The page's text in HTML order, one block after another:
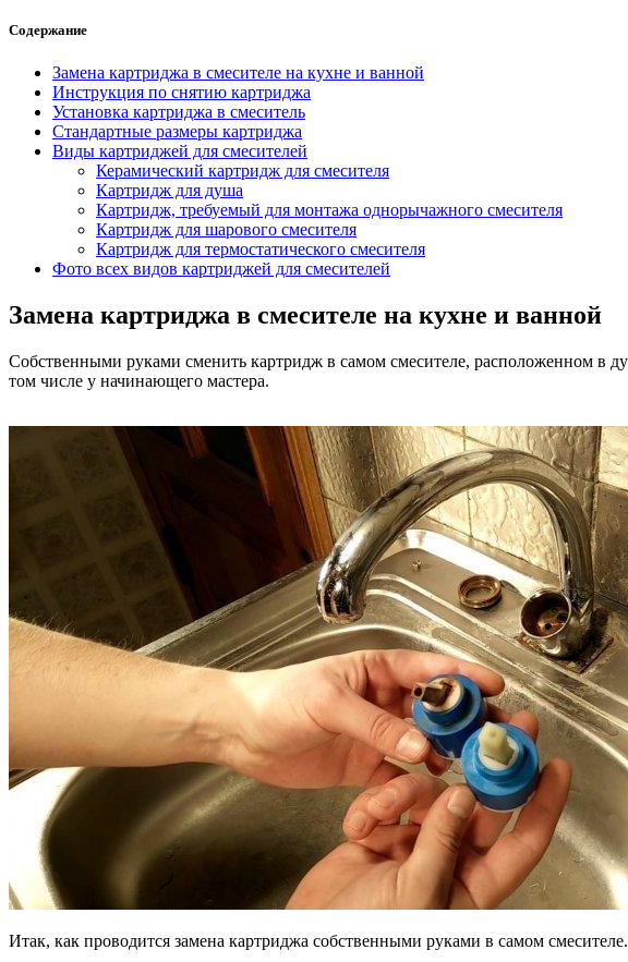
Содержание
Замена картриджа в смесителе на кухне и ванной
Инструкция по снятию картриджа
Установка картриджа в смеситель
Стандартные размеры картриджа
Виды картриджей для смесителей
Керамический картридж для смесителя
Картридж для душа
Картридж, требуемый для монтажа однорычажного смесителя
Картридж для шарового смесителя
Картридж для термостатического смесителя
Фото всех видов картриджей для смесителей
Замена картриджа в смесителе на кухне и ванной
Собственными руками сменить картридж в самом смесителе, расположенном в
том числе у начинающего мастера.
Итак, как проводится замена картриджа собственными руками в самом